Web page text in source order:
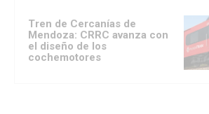
Tren de Cercanías de
Mendoza: CRRC avanza con
el diseño de los
cochemotores